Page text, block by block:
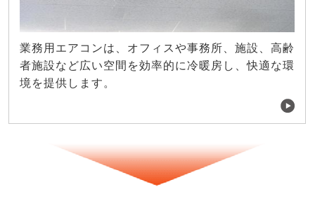
業務用エアコンは、オフィスや事務所、施設、高齢
者施設など広い空間を効率的に冷暖房し、快適な環
境を提供します。